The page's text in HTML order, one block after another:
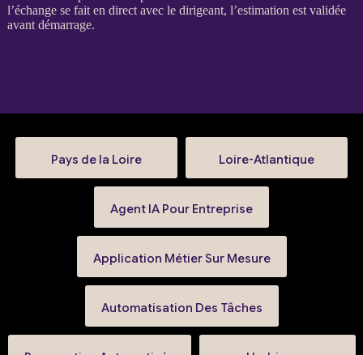
l’échange se fait en direct avec le dirigeant, l’estimation est validée
avant démarrage.
Pays de la Loire Loire-Atlantique
Agent IA Pour Entreprise
Application Métier Sur Mesure
Automatisation Des Tâches